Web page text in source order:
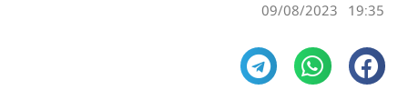
19:35
09/08/2023